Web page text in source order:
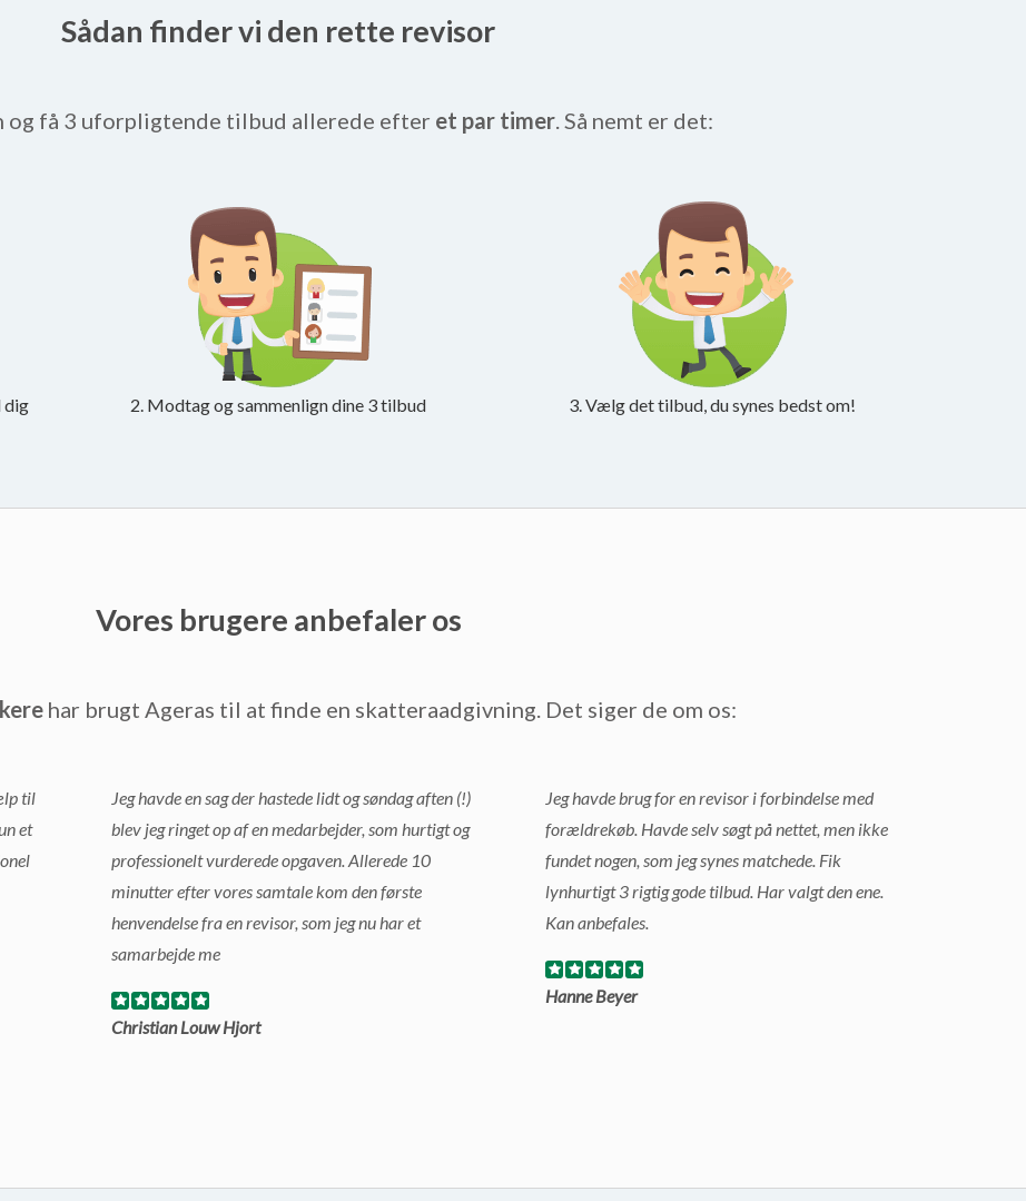
Sådan finder vi den rette revisor
og få 3 uforpligtende tilbud allerede efter et par timer. Så nemt er det:
dig 2. Modtag og sammenlign dine 3 tilbud 3. Vælg det tilbud, du synes bedst om!
Vores brugere anbefaler os
har brugt Ageras til at finde en skatteraadgivning. Det siger de om os:
til
et
Jeg havde en sag der hastede lidt og søndag aften (!)
blev jeg ringet op af en medarbejder, som hurtigt og
professionelt vurderede opgaven. Allerede 10
minutter efter vores samtale kom den første
henvendelse fra en revisor, som jeg nu har et
samarbejde me
Christian Louw Hjort
Jeg havde brug for en revisor i forbindelse med
forældrekøb. Havde selv søgt på nettet, men ikke
fundet nogen, som jeg synes matchede. Fik
lynhurtigt 3 rigtig gode tilbud. Har valgt den ene.
Kan anbefales.
Hanne Beyer